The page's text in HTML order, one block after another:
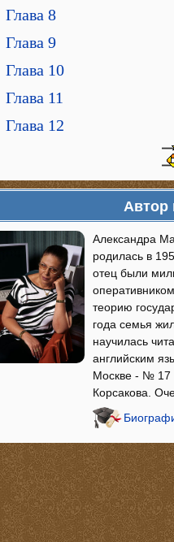
Глава 8
Глава 9
Глава 10
Глава 11
Глава 12
Автор
Александра
родилась в
отец были
теорию
года семья
научилась
английским
Москве - № 17
Корсакова.